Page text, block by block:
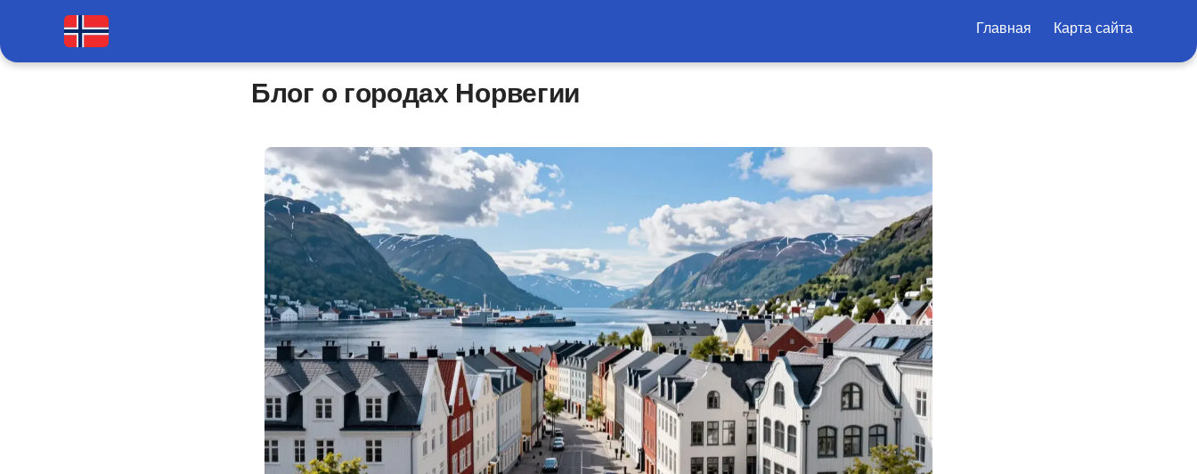
Главная Карта сайта
Блог о городах Норвегии